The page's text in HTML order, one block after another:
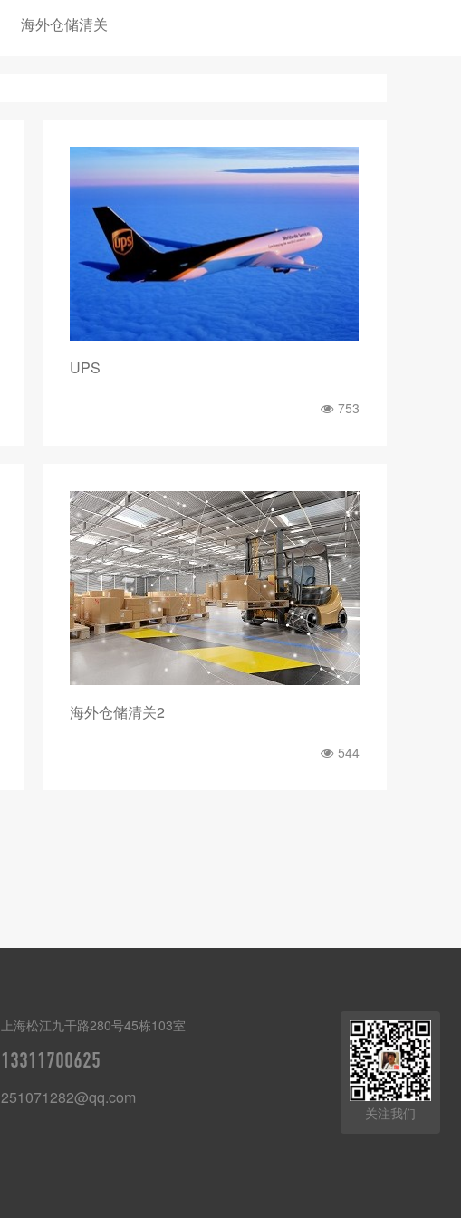
海外仓储清关
UPS
753
海外仓储清关2
544
上海松江九干路280号45栋103室
13311700625
251071282@qq.com
关注我们